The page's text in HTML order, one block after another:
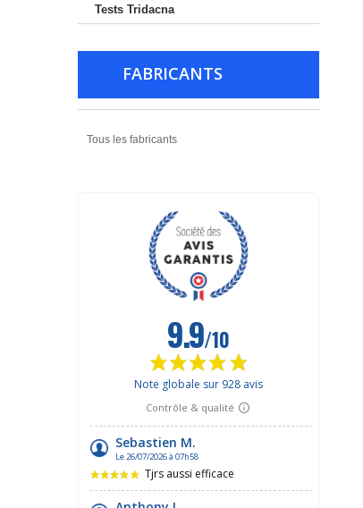
Tests Tridacna
FABRICANTS
Tous les fabricants